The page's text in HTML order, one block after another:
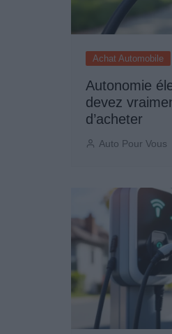
Achat Automobile
Autonomie
devez
d’acheter
Auto Pour Vous